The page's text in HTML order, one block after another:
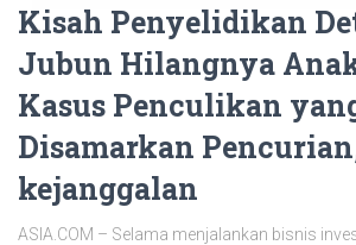
Kisah Penyelidikan
Jubun Hilangnya
Kasus Penculikan
Disamarkan
kejanggalan
ASIA.COM – Selama menjalankan bisnis